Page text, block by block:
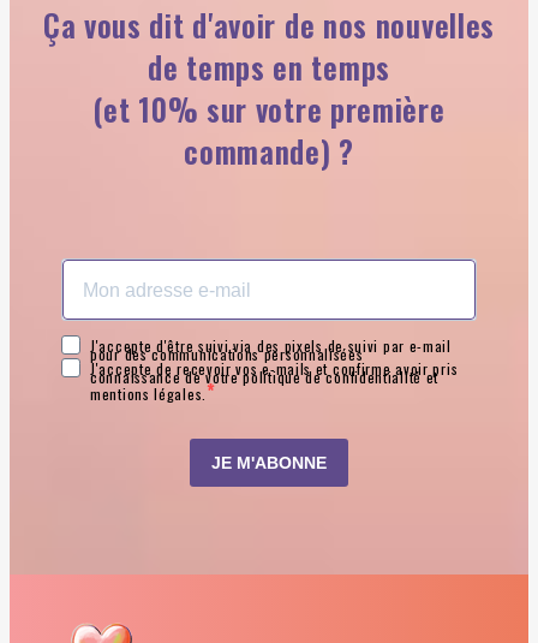
Ça vous dit d'avoir de nos nouvelles
de temps en temps
(et 10% sur votre première
commande) ?